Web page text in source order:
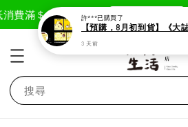
費滿＄1800免運費 現在去購物！
搜尋
許***已購買了
3 天前